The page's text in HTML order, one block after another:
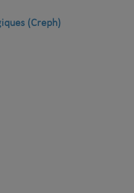
(Creph)